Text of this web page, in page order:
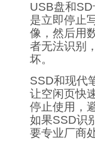
USB盘和
是立即停止
像，然后用
者无法识别
坏。
SSD和现代
让空闲页快
停止使用，
如果SSD识
要专业厂商